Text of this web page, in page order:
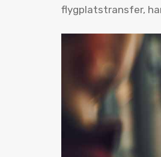
flygplatstransfer,